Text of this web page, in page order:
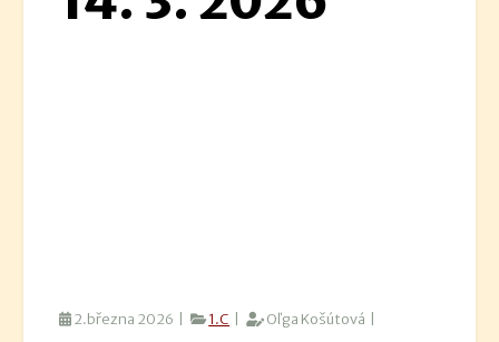
2.března 2026 | 1.C | Oľga Košútová |